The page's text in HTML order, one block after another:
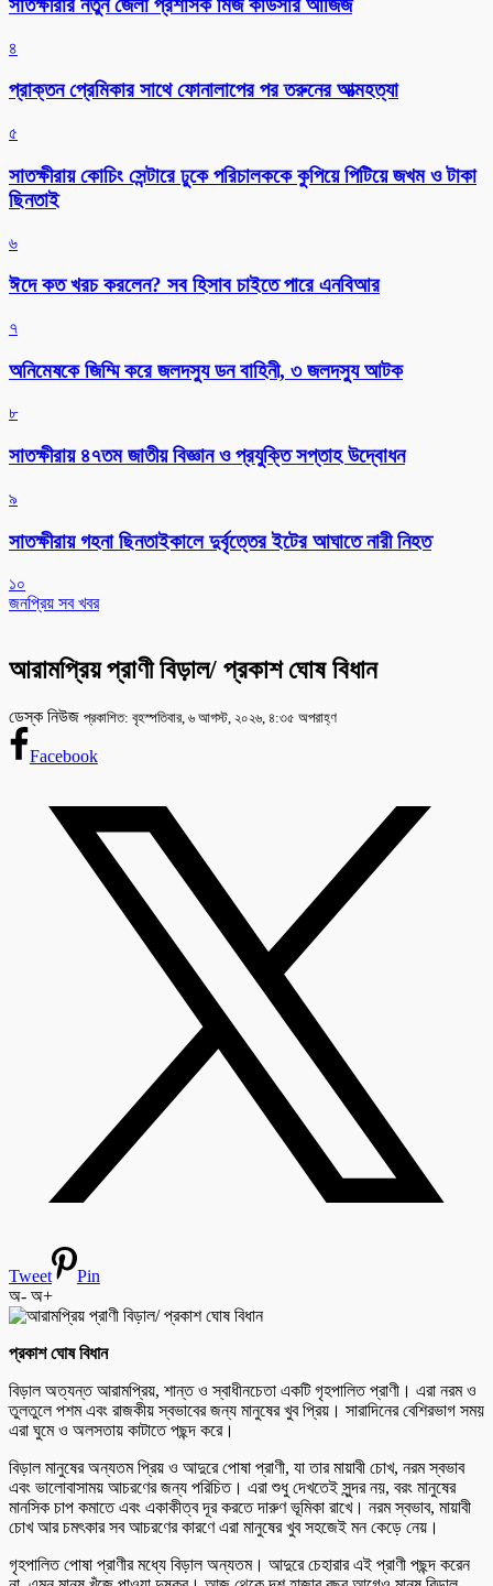
সাতক্ষীরার নতুন জেলা প্রশাসক মিজ কাউসার আজিজ
৪
প্রাক্তন প্রেমিকার সাথে ফোনালাপের পর তরুনের আত্মহত্যা
৫
সাতক্ষীরায় কোচিং সেন্টারে ঢুকে পরিচালককে কুপিয়ে পিটিয়ে জখম ও টাকা
ছিনতাই
৬
ঈদে কত খরচ করলেন? সব হিসাব চাইতে পারে এনবিআর
৭
অনিমেষকে জিম্মি করে জলদস্যু ডন বাহিনী, ৩ জলদস্যু আটক
৮
সাতক্ষীরায় ৪৭তম জাতীয় বিজ্ঞান ও প্রযুক্তি সপ্তাহ উদ্বোধন
৯
সাতক্ষীরায় গহনা ছিনতাইকালে দুর্বৃত্তের ইটের আঘাতে নারী নিহত
১০
জনপ্রিয় সব খবর
আরামপ্রিয় প্রাণী বিড়াল/ প্রকাশ ঘোষ বিধান
ডেস্ক নিউজ প্রকাশিত: বৃহস্পতিবার, ৬ আগস্ট, ২০২৬, ৪:৩৫ অপরাহ্ণ
Facebook
Tweet
Pin
অ- অ+
প্রকাশ ঘোষ বিধান
বিড়াল অত্যন্ত আরামপ্রিয়, শান্ত ও স্বাধীনচেতা একটি গৃহপালিত প্রাণী। এরা নরম ও
তুলতুলে পশম এবং রাজকীয় স্বভাবের জন্য মানুষের খুব প্রিয়। সারাদিনের বেশিরভাগ সময়
এরা ঘুমে ও অলসতায় কাটাতে পছন্দ করে।
বিড়াল মানুষের অন্যতম প্রিয় ও আদুরে পোষা প্রাণী, যা তার মায়াবী চোখ, নরম স্বভাব
এবং ভালোবাসাময় আচরণের জন্য পরিচিত। এরা শুধু দেখতেই সুন্দর নয়, বরং মানুষের
মানসিক চাপ কমাতে এবং একাকীত্ব দূর করতে দারুণ ভূমিকা রাখে। নরম স্বভাব, মায়াবী
চোখ আর চমৎকার সব আচরণের কারণে এরা মানুষের খুব সহজেই মন কেড়ে নেয়।
গৃহপালিত পোষা প্রাণীর মধ্যে বিড়াল অন্যতম। আদুরে চেহারার এই প্রাণী পছন্দ করেন